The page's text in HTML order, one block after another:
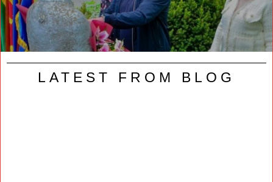
LATEST FROM BLOG